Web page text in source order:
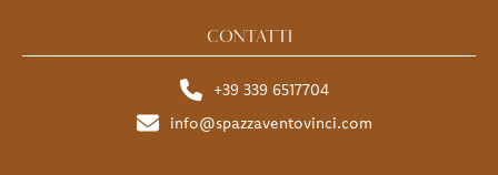
CONTATTI
+39 339 6517704
info@spazzaventovinci.com